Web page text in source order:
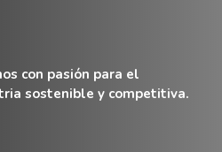
con pasión para el
sostenible y competitiva.